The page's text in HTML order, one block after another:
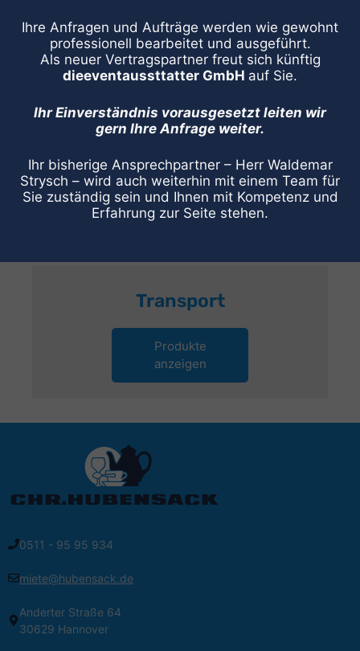
anzeigen
Transport
Produkte
anzeigen
0511 - 95 95 934
miete@hubensack.de
Anderter Straße 64
30629 Hannover
Ihre Anfragen und Aufträge werden wie gewohnt
professionell bearbeitet und ausgeführt.
Als neuer Vertragspartner freut sich künftig
dieeventaussttatter GmbH auf Sie.
Ihr Einverständnis vorausgesetzt leiten wir
gern Ihre Anfrage weiter.
Ihr bisherige Ansprechpartner – Herr Waldemar
Strysch – wird auch weiterhin mit einem Team für
Sie zuständig sein und Ihnen mit Kompetenz und
Erfahrung zur Seite stehen.